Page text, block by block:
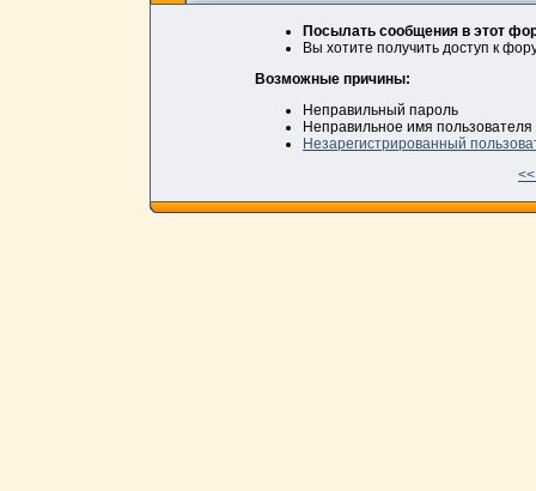
Посылать сообщения в этот
Вы хотите получить доступ к
Возможные причины:
Неправильный пароль
Неправильное имя пользователя
Незарегистрированный